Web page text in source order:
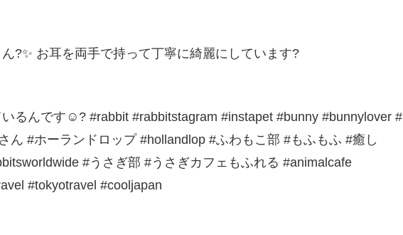
?✨ お耳を両手で持って丁寧に綺麗にしています?
るんです☺️? #rabbit #rabbitstagram #instapet #bunny #bunnylover #
ん #ホーランドロップ #hollandlop #ふわもこ部 #もふもふ #癒し
#うさぎ部 #うさぎカフェもふれる #animalcafe
#tokyotravel #cooljapan